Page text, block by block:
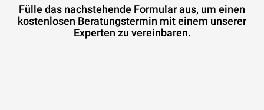
Fülle das nachstehende Formular aus, um einen
kostenlosen Beratungstermin mit einem unserer
Experten zu vereinbaren.